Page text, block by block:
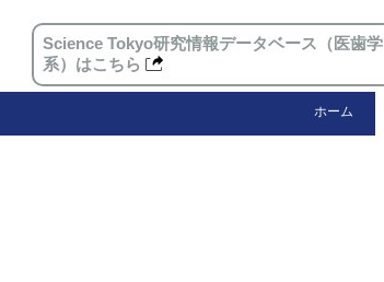
Science Tokyo研究情報データベース（医歯学
系）はこちら
ホーム